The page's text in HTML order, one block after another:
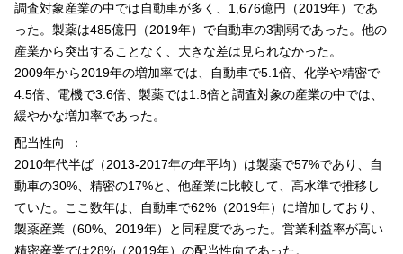
調査対象産業の中では自動車が多く、1,676億円（2019年）であ
った。製薬は485億円（2019年）で自動車の3割弱であった。他の
産業から突出することなく、大きな差は見られなかった。
2009年から2019年の増加率では、自動車で5.1倍、化学や精密で
4.5倍、電機で3.6倍、製薬では1.8倍と調査対象の産業の中では、
緩やかな増加率であった。
配当性向
2010年代半ば（2013-2017年の年平均）は製薬で57%であり、自
動車の30%、精密の17%と、他産業に比較して、高水準で推移し
ていた。ここ数年は、自動車で62%（2019年）に増加しており、
製薬産業（60%、2019年）と同程度であった。営業利益率が高い
精密産業では28%（2019年）の配当性向であった。